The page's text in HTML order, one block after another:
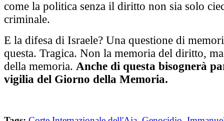
come la politica senza il diritto non sia solo
criminale.
E la difesa di Israele? Una questione di
questa. Tragica. Non la memoria del diritto,
della memoria. Anche di questa bisognerà
vigilia del Giorno della Memoria.